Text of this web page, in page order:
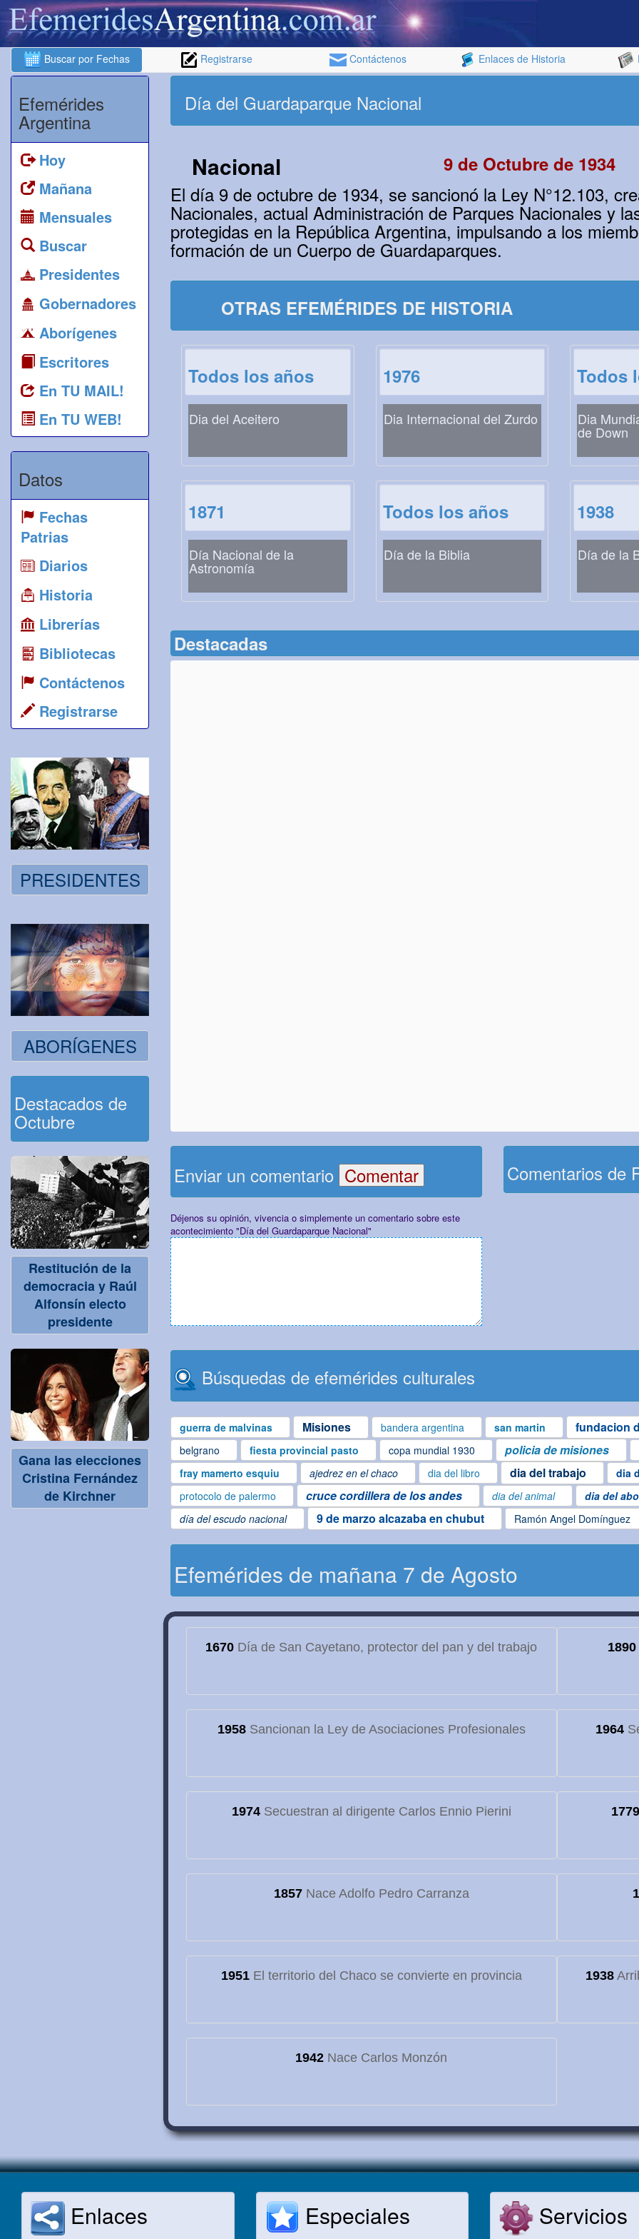
Buscar por Fechas Registrarse Contáctenos Enlaces de Historia
Efemérides
Argentina
Hoy
Mañana
Mensuales
Buscar
Presidentes
Gobernadores
Aborígenes
Escritores
En TU MAIL!
En TU WEB!
Datos
Fechas
Patrias
Diarios
Historia
Librerías
Bibliotecas
Contáctenos
Registrarse
PRESIDENTES
ABORÍGENES
Destacados de
Octubre
Restitución de la
democracia y Raúl
Alfonsín electo
presidente
Gana las elecciones
Cristina Fernández
de Kirchner
Día del Guardaparque Nacional
Nacional 9 de Octubre de 1934
El día 9 de octubre de 1934, se sancionó la Ley N°12.103,
Nacionales, actual Administración de Parques Nacionales y
protegidas en la República Argentina, impulsando a los
formación de un Cuerpo de Guardaparques.
OTRAS EFEMÉRIDES DE HISTORIA
Todos los años
Dia del Aceitero
1976
Dia Internacional del Zurdo
Todos
Dia
de Down
1871
Día Nacional de la
Astronomía
Todos los años
Día de la Biblia
1938
Día de la
Destacadas
Enviar un comentario
Déjenos su opinión, vivencia o simplemente un comentario sobre este
acontecimiento "Día del Guardaparque Nacional"
Comentarios de
Búsquedas de efemérides culturales
guerra de malvinas Misiones bandera argentina san martin fundacion
belgrano fiesta provincial pasto copa mundial 1930 policia de misiones
fray mamerto esquiu
ajedrez en el chaco dia del libro dia del trabajo dia
protocolo de palermo
cruce cordillera de los andes dia del animal dia del
día del escudo nacional
9 de marzo alcazaba en chubut Ramón Angel Domínguez
Efemérides de mañana 7 de Agosto
1670 Día de San Cayetano, protector del pan y del trabajo 1890
1958Sancionan la Ley de Asociaciones Profesionales 1964
1974Secuestran al dirigente Carlos Ennio Pierini 1779
1857Nace Adolfo Pedro Carranza
1951El territorio del Chaco se convierte en provincia 1938
1942 Nace Carlos Monzón
Enlaces Especiales Servicios